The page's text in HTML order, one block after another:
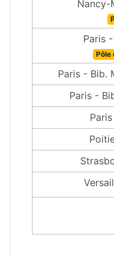
Nancy-
Paris
Pôle
Paris - Bib.
Paris -